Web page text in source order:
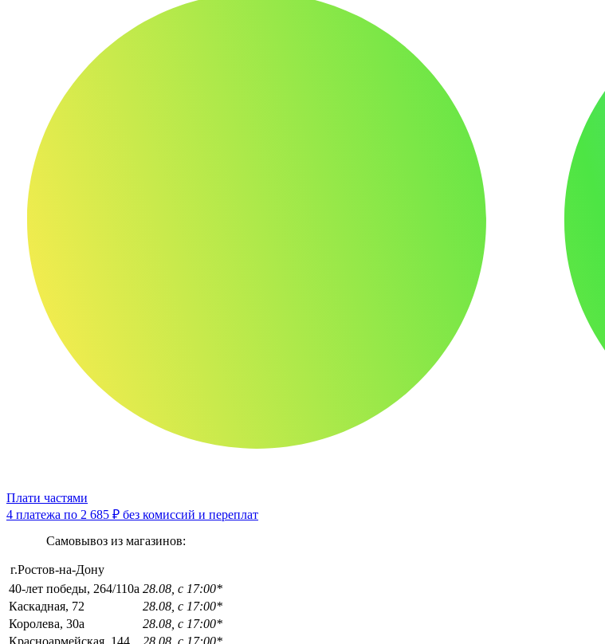
Плати частями
4 платежа по 2 685 ₽ без комиссий и переплат
Самовывоз из магазинов:
г.Ростов-на-Дону
40-лет победы, 264/110а 28.08, с 17:00*
Каскадная, 72
28.08, с 17:00*
Королева, 30а
28.08, с 17:00*
Красноармейская, 144
28.08, с 17:00*